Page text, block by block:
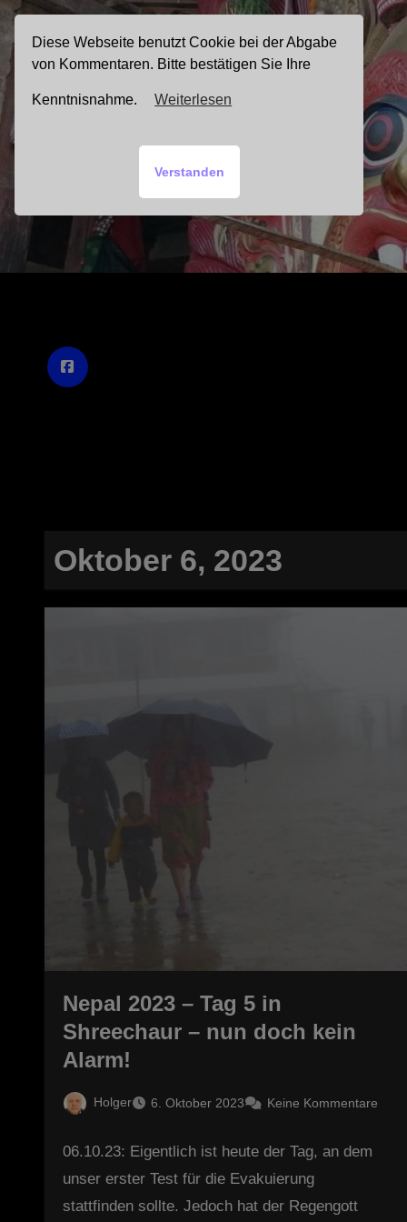
Zum
Inhalt
springen
Oktober 6, 2023
Nepal 2023 – Tag 5 in
Shreechaur – nun doch kein
Alarm!
Holger 6. Oktober 2023 Keine Kommentare
06.10.23: Eigentlich ist heute der Tag, an dem
unser erster Test für die Evakuierung
stattfinden sollte. Jedoch hat der Regengott
Diese Webseite benutzt Cookie bei der Abgabe
von Kommentaren. Bitte bestätigen Sie Ihre
Kenntnisnahme. Weiterlesen
Verstanden